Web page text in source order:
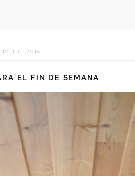
17 JUL 2015
EL FIN DE SEMANA